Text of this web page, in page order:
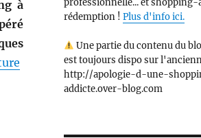
à
de « Shopping numéro 70 bis:
rédemption ! Plus d'info ici.
Une partie du contenu du
est toujours dispo sur
http://apologie-d-une-
addicte.over-blog.com